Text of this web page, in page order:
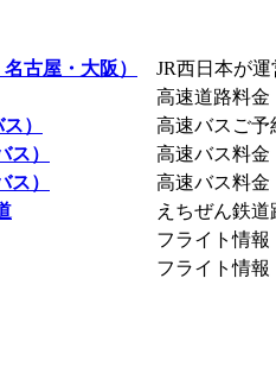
古屋・大阪）
JR西日本が
高速道路料金
）
高速バスご予
ス）
高速バス料金
ス）
高速バス料金
えちぜん鉄
フライト情報
フライト情報